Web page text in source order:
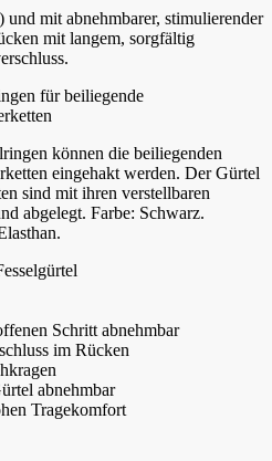
mit abnehmbarer, stimulierender
mit langem, sorgfältig
für beiliegende
können die beiliegenden
eingehakt werden. Der Gürtel
sind mit ihren verstellbaren
abgelegt. Farbe: Schwarz.
Schritt abnehmbar
im Rücken
abnehmbar
Tragekomfort